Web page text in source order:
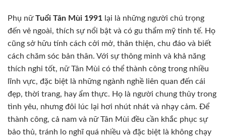
Phụ nữTuổi Tân Mùi 1991 lại là những người chú trọng
đến vẻ ngoài, thích sự nổi bật và có gu thẩm mỹ tinh tế. Họ
cũng sở hữu tính cách cởi mở, thân thiện, chu đáo và biết
cách chăm sóc bản thân. Với sự thông minh và khả năng
thích nghi tốt, nữ Tân Mùi có thể thành công trong nhiều
lĩnh vực, đặc biệt là những ngành nghề liên quan đến cái
đẹp, thời trang, hay ẩm thực. Họ là người chung thủy trong
tình yêu, nhưng đôi lúc lại hơi nhút nhát và nhạy cảm. Để
thành công, cả nam và nữ Tân Mùi đều cần khắc phục sự
bảo thủ, tránh lo nghĩ quá nhiều và đặc biệt là không chạy